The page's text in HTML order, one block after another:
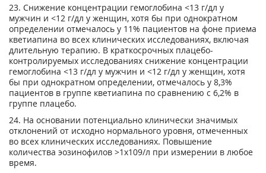
23. Снижение концентрации гемоглобина <13 г/дл у
мужчин и <12 г/дл у женщин, хотя бы при однократном
определении отмечалось у 11% пациентов на фоне приема
кветиапина во всех клинических исследованиях, включая
длительную терапию. В краткосрочных плацебо-
контролируемых исследованиях снижение концентрации
гемоглобина <13 г/дл у мужчин и <12 г/дл у женщин, хотя
бы при однократном определении, отмечалось у 8,3%
пациентов в группе кветиапина по сравнению с 6,2% в
группе плацебо.
24. На основании потенциально клинически значимых
отклонений от исходно нормального уровня, отмеченных
во всех клинических исследованиях. Повышение
количества эозинофилов >1x109/л при измерении в любое
время.